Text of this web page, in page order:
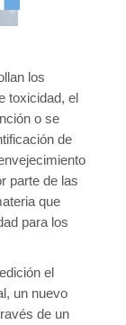
los
toxicidad, el
o se
de
parte de las
que
para los
el
un nuevo
de un